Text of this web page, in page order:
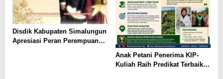
Disdik Kabupaten Simalungun
Apresiasi Peran Perempuan
Anak Petani Penerima KIP-
Kuliah Raih Predikat Terbaik